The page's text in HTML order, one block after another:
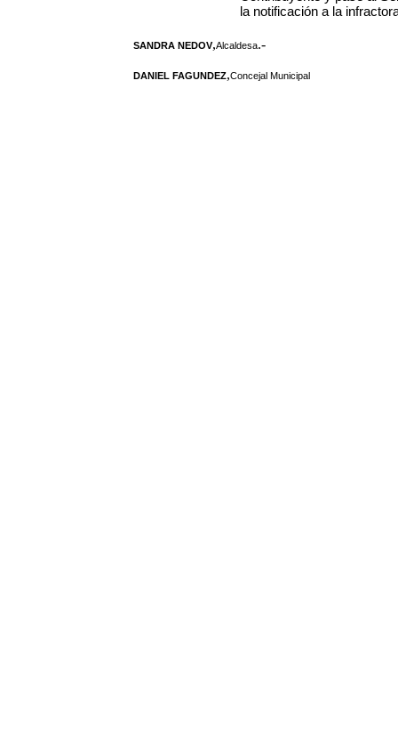
la notificación a la
SANDRA NEDOV,Alcaldesa.-
DANIEL FAGUNDEZ,Concejal Municipal